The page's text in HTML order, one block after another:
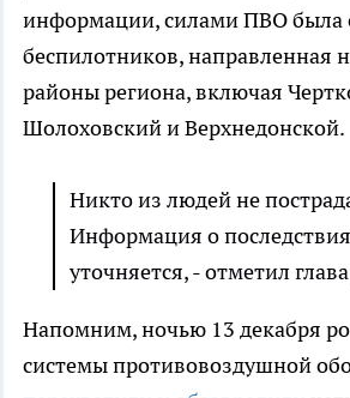
информации, силами ПВО была
беспилотников, направленная
районы региона, включая
Шолоховский и Верхнедонской.
Никто из людей не
Информация о
уточняется, - отметил
Напомним, ночью 13 декабря
системы противовоздушной